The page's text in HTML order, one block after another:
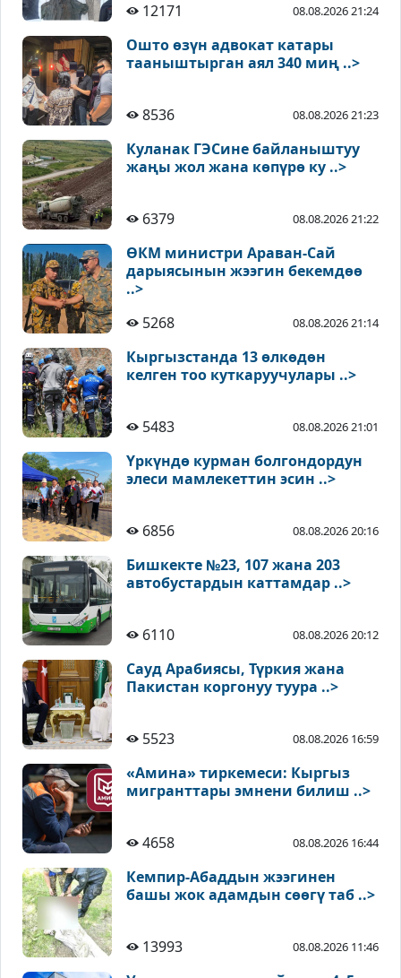
12171 08.08.2026 21:24
Ошто өзүн адвокат катары
тааныштырган аял 340 миң ..>
8536 08.08.2026 21:23
Куланак ГЭСине байланыштуу
жаңы жол жана көпүрө ку ..>
6379 08.08.2026 21:22
ӨКМ министри Араван-Сай
дарыясынын жээгин бекемдөө
..>
5268
08.08.2026 21:14
Кыргызстанда 13 өлкөдөн
келген тоо куткаруучулары ..>
5483 08.08.2026 21:01
Үркүндө курман болгондордун
элеси мамлекеттин эсин ..>
6856 08.08.2026 20:16
Бишкекте №23, 107 жана 203
автобустардын каттамдар ..>
6110 08.08.2026 20:12
Сауд Арабиясы, Түркия жана
Пакистан коргонуу туура ..>
5523 08.08.2026 16:59
«Амина» тиркемеси: Кыргыз
мигранттары эмнени билиш ..>
4658 08.08.2026 16:44
Кемпир-Абаддын жээгинен
башы жок адамдын сөөгү таб ..>
13993 08.08.2026 11:46